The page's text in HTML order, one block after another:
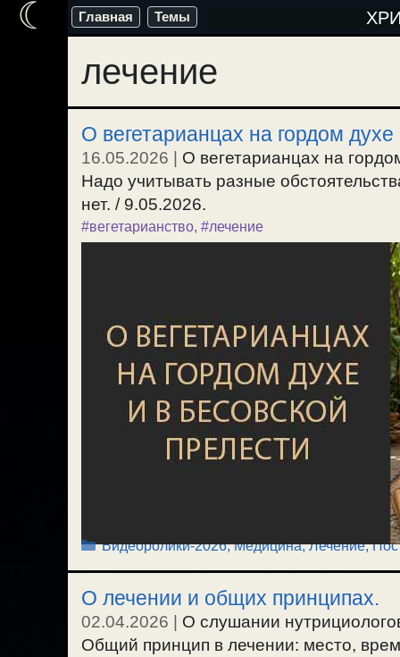
Перейти
содержимому
Главная Темы
лечение
О вегетарианцах на гордом
16.05.2026
О вегетарианцах на
Надо учитывать разные
нет. / 9.05.2026.
#вегетарианство, #лечение
Рубрики
Видеоролики-2026,Медицина, Лечение,
О лечении и общих принципах.
02.04.2026 | О слушании
Общий принцип в лечении: место,
☾